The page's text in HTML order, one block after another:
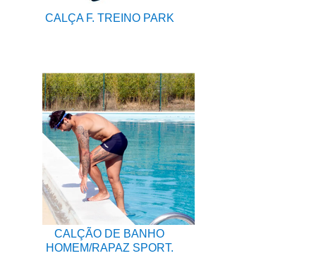
CALÇA F. TREINO PARK
CALÇÃO DE BANHO
HOMEM/RAPAZ SPORT.